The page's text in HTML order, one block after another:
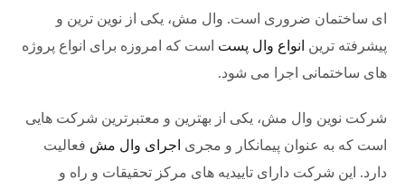
ای ساختمان ضروری است. وال مش، یکی از نوین ترین و
پیشرفته ترین انواع وال پست است که امروزه برای انواع پروژه
های ساختمانی اجرا می شود.
شرکت نوین وال مش، یکی از بهترین و معتبرترین شرکت هایی
است که به عنوان پیمانکار و مجری اجرای وال مش فعالیت
دارد. این شرکت دارای تاییدیه های مرکز تحقیقات و راه و